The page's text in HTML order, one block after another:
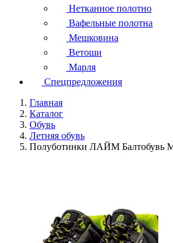
Нетканное полотно
Вафельные полотна
Мешковина
Ветоши
Марля
Спецпредложения
Главная
Каталог
Обувь
Летняя обувь
Полуботинки ЛАЙМ